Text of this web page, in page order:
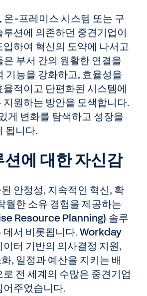
온-프레미스 시스템 또는 구
션에 의존하던 중견기업이
하여 혁신의 도약에 나서고
부서 간의 원활한 연결을
기능을 강화하고, 효율성을
율적이고 단편화된 시스템에
지원하는 방안을 모색합니다.
게 변화를 탐색하고 성장을
됩니다.
션에 대한 자신감
안정성, 지속적인 혁신, 확
월한 소유 경험을 제공하는
Resource Planning) 솔루
데서 비롯됩니다. Workday
터 기반의 의사결정 지원,
, 일정과 예산을 지키는 배
전 세계의 수많은 중견기업
어주었습니다.